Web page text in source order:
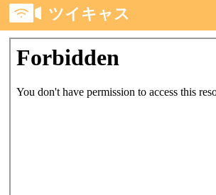
ツイキャス